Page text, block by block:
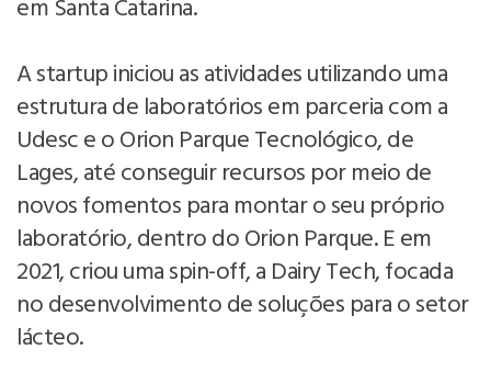
em Santa Catarina.
A startup iniciou as atividades utilizando uma
estrutura de laboratórios em parceria com a
Udesc e o Orion Parque Tecnológico, de
Lages, até conseguir recursos por meio de
novos fomentos para montar o seu próprio
laboratório, dentro do Orion Parque. E em
2021, criou uma spin-off, a Dairy Tech, focada
no desenvolvimento de soluções para o setor
lácteo.